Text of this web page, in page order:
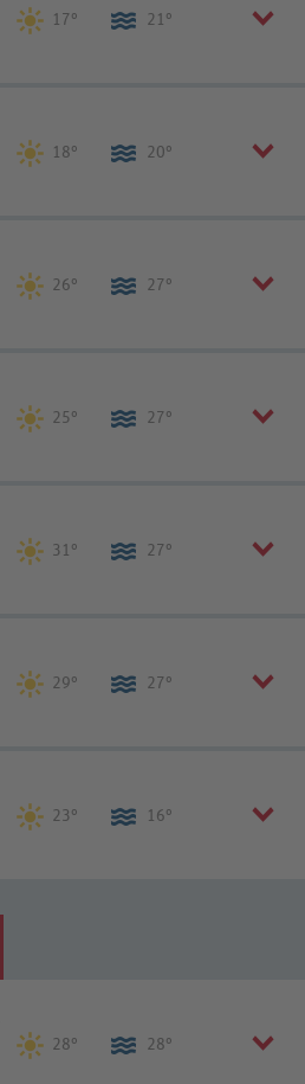
Pretoria (1)
Listenansicht Kartenansicht
17° 21°
Marrakesch (50)
18° 20°
Mahdia (8)
26° 27°
Galu Beach (4)
25° 27°
Sonstige (1)
31° 27°
Nizwa (7)
29° 27°
23° 16°
28° 28°